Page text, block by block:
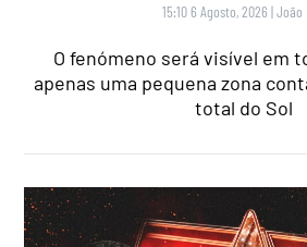
15:10 6 Agosto, 2026 |João
O fenómeno será visível em
apenas uma pequena zona
total do Sol